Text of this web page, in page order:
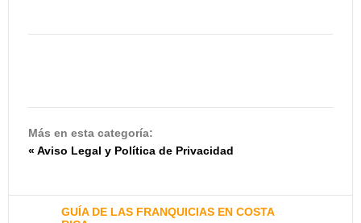
Más en esta categoría:
« Aviso Legal y Política de Privacidad
GUÍA DE LAS FRANQUICIAS EN COSTA